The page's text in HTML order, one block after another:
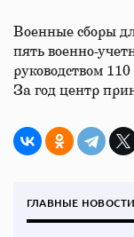
Военные сборы
пять военно-
руководством
За год центр
ГЛАВНЫЕ НОВОСТИ